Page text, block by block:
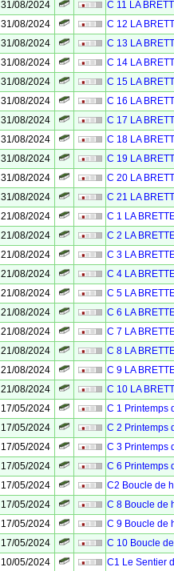
31/08/2024
C 11 LA
31/08/2024
C 12 LA
31/08/2024
C 13 LA
31/08/2024
C 14 LA
31/08/2024
C 15 LA
31/08/2024
C 16 LA
31/08/2024
C 17 LA
31/08/2024
C 18 LA
31/08/2024
C 19 LA
31/08/2024
C 20 LA
31/08/2024
C 21 LA
21/08/2024
C 1 LA
21/08/2024
C 2 LA
21/08/2024
C 3 LA
21/08/2024
C 4 LA
21/08/2024
C 5 LA
21/08/2024
C 6 LA
21/08/2024
C 7 LA
21/08/2024
C 8 LA
21/08/2024
C 9 LA
21/08/2024
C 10 LA
17/05/2024
C 1 Printemps
17/05/2024
C 2 Printemps
17/05/2024
C 3 Printemps
17/05/2024
C 6 Printemps
17/05/2024
C2 Boucle de
17/05/2024
C 8 Boucle de
17/05/2024
C 9 Boucle de
17/05/2024
C 10 Boucle
10/05/2024
C1 Le Sentier